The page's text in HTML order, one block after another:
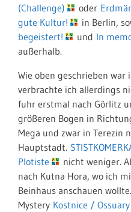
(Challenge)
oder
gute Kultur!
in Berlin,
begeistert!
und In
außerhalb.
Wie oben geschrieben war
verbrachte ich allerdings
fuhr erstmal nach Görlitz
größeren Bogen in
Mega und zwar in Terezin
Hauptstadt.
Plotiste
nicht weniger.
nach Kutna Hora, wo ich
Beinhaus anschauen
Mystery Kostnice / Ossuary